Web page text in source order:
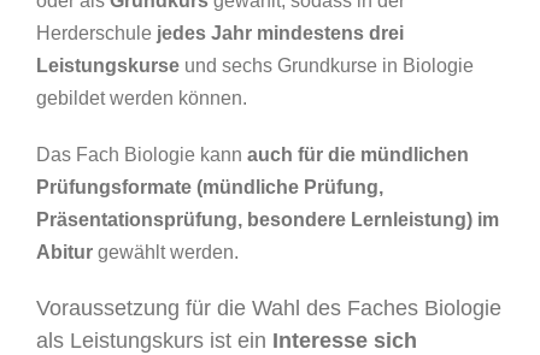
Herderschule jedes Jahr mindestens drei
Leistungskurseund sechs Grundkurse in Biologie
gebildet werden können.
Das Fach Biologie kann auch für die mündlichen
Prüfungsformate (mündliche Prüfung,
Präsentationsprüfung, besondere Lernleistung) im
Abiturgewählt werden.
Voraussetzung für die Wahl des Faches Biologie
als Leistungskurs ist ein Interesse sich